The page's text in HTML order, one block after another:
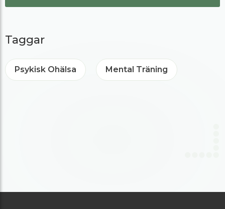
Taggar
Psykisk Ohälsa Mental Träning